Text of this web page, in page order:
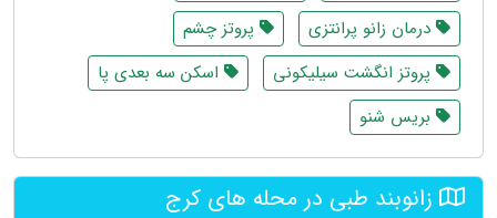
درمان زانو پرانتزی
پروتز چشم
پروتز انگشت سیلیکونی
اسکن سه بعدی پا
بریس شنو
زانوبند طبی در محله های کرج